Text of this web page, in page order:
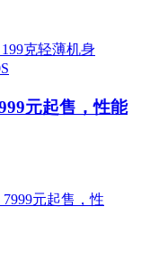
元起售，性能